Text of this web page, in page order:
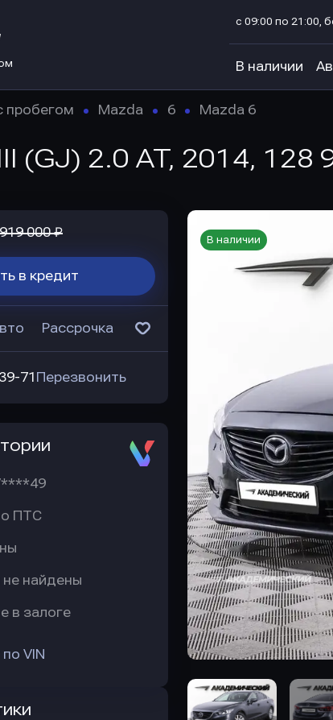
с 09:00 по 21:00,
В наличии
пробегом Mazda 6 Mazda 6
(GJ) 2.0 AT, 2014, 128
В наличии
919 000 ₽
в кредит
Рассрочка
71 Перезвонить
ПТС
найдены
в залоге
VIN